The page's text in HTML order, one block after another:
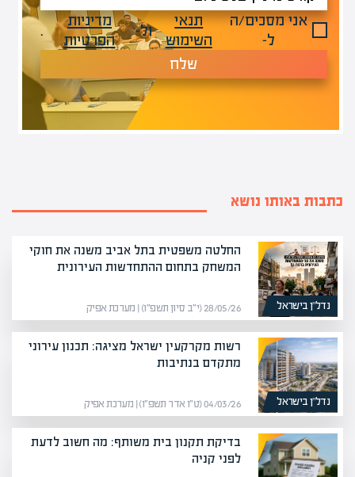
אני מסכים/ה
ל-
תנאי
השימוש
ול-
מדיניות
הפרטיות
.
שלח
כתבות באותו נושא
נדל”ן בישראל
החלטה משפטית בתל אביב משנה את חוקי
המשחק בתחום ההתחדשות העירונית
28/05/26 (י״ב סיון תשפ״ו) | מערכת אפיק
נדל”ן בישראל
רשות מקרקעין ישראל מציגה: תכנון עירוני
מתקדם בנתיבות
04/03/26 (ט״ו אדר תשפ״ו) | מערכת אפיק
בדיקת תקנון בית משותף: מה חשוב לדעת
לפני קניה